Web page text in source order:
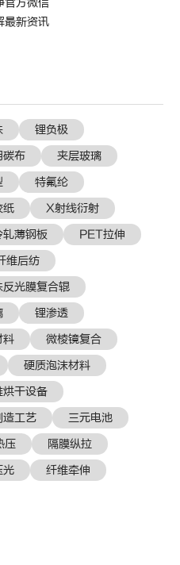
官方微信
最新资讯
锂负极
碳布
夹层玻璃
特氟纶
纸
X射线衍射
轧薄钢板
PET拉伸
维后纺
反光膜复合辊
锂渗透
料
微棱镜复合
硬质泡沫材料
烘干设备
造工艺
三元电池
压
隔膜纵拉
光
纤维牵伸